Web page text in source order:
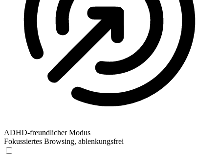
ADHD-freundlicher Modus
Fokussiertes Browsing, ablenkungsfrei